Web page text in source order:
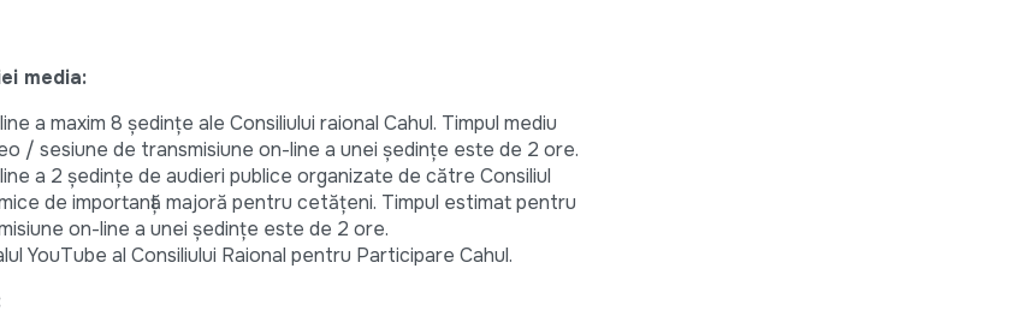
media:
a maxim 8 ședințe ale Consiliului raional Cahul. Timpul mediu
/ sesiune de transmisiune on-line a unei ședințe este de 2 ore.
a 2 ședințe de audieri publice organizate de către Consiliul
de importanță majoră pentru cetățeni. Timpul estimat pentru
on-line a unei ședințe este de 2 ore.
YouTube al Consiliului Raional pentru Participare Cahul.